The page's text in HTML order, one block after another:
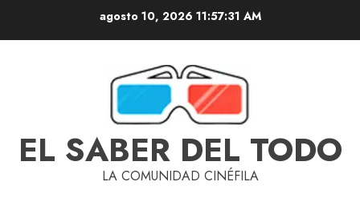
agosto 10, 2026 11:57:32 AM
EL SABER DEL TODO
LA COMUNIDAD CINÉFILA